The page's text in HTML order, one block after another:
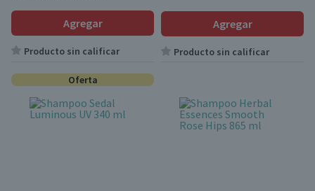
Agregar
Producto sin calificar
Agregar
Producto sin calificar
Oferta